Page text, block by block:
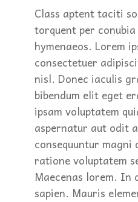
Class aptent taciti
torquent per
hymenaeos. Lorem
consectetuer
nisl. Donec iaculis
bibendum elit eget
ipsam voluptatem
aspernatur aut odit
consequuntur magni
ratione voluptatem
Maecenas lorem. In
sapien. Mauris